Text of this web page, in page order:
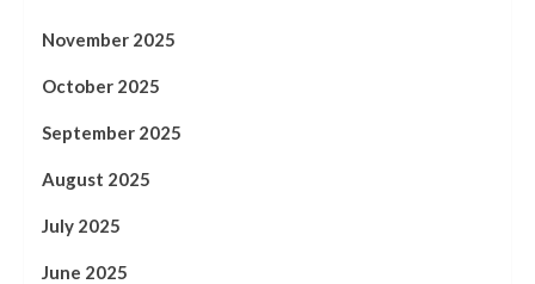
November 2025
October 2025
September 2025
August 2025
July 2025
June 2025